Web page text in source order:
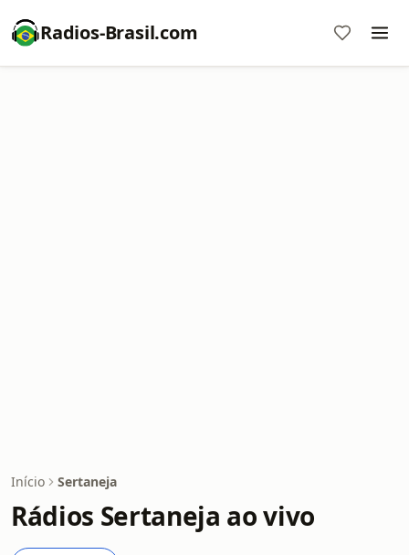
Radios-Brasil.com
Início Sertaneja
Rádios Sertaneja ao vivo